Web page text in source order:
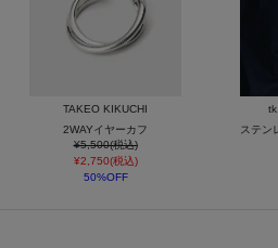
TAKEO KIKUCHI
2WAYイヤーカフ
¥5,500(税込)
¥2,750(税込)
50%OFF